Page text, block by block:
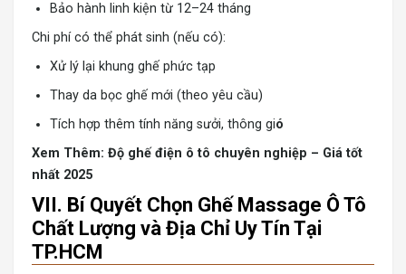
Bảo hành linh kiện từ 12–24 tháng
Chi phí có thể phát sinh (nếu có):
Xử lý lại khung ghế phức tạp
Thay da bọc ghế mới (theo yêu cầu)
Tích hợp thêm tính năng sưởi, thông gió
Xem Thêm: Độ ghế điện ô tô chuyên nghiệp – Giá tốt
nhất 2025
VII. Bí Quyết Chọn Ghế Massage Ô Tô
Chất Lượng và Địa Chỉ Uy Tín Tại
TP.HCM